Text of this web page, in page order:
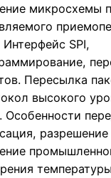
микросхемы
Интерфейс SPI,
Пересылка
высокого
Особенности